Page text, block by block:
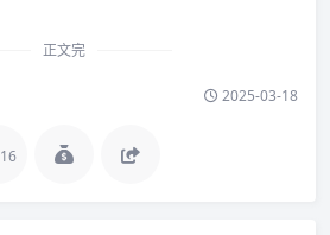
正文完
2025-03-18
16